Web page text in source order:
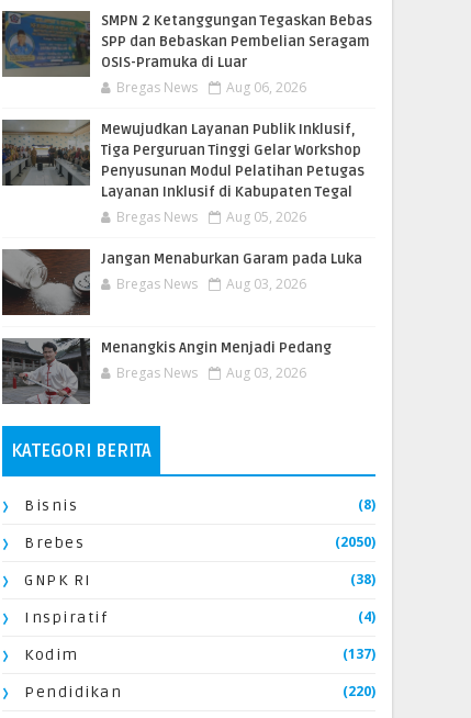
SMPN 2 Ketanggungan Tegaskan Bebas
SPP dan Bebaskan Pembelian Seragam
OSIS-Pramuka di Luar
Bregas News Aug 06, 2026
​Mewujudkan Layanan Publik Inklusif,
Tiga Perguruan Tinggi Gelar Workshop
Penyusunan Modul Pelatihan Petugas
Layanan Inklusif di Kabupaten Tegal
Bregas News Aug 05, 2026
Jangan Menaburkan Garam pada Luka
Bregas News Aug 03, 2026
Menangkis Angin Menjadi Pedang
Bregas News Aug 03, 2026
KATEGORI BERITA
Bisnis (8)
Brebes (2050)
GNPK RI (38)
Inspiratif (4)
Kodim (137)
Pendidikan (220)